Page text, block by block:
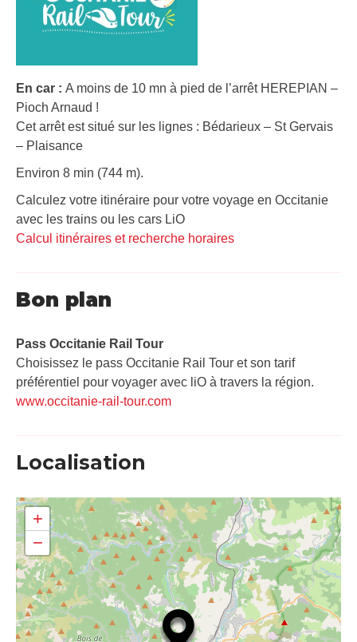
En car : A moins de 10 mn à pied de l’arrêt HEREPIAN –
Pioch Arnaud !
Cet arrêt est situé sur les lignes : Bédarieux – St Gervais
– Plaisance
Environ 8 min (744 m).
Calculez votre itinéraire pour votre voyage en Occitanie
avec les trains ou les cars LiO
Calcul itinéraires et recherche horaires
Bon plan
Pass Occitanie Rail Tour​
Choisissez le pass Occitanie Rail Tour et son tarif
préférentiel pour voyager avec liO à travers la région.
www.occitanie-rail-tour.com
Localisation
+
−